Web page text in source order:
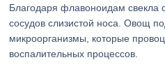
Благодаря флавоноидам свекла
сосудов слизистой носа. Овощ
микроорганизмы, которые
воспалительных процессов.